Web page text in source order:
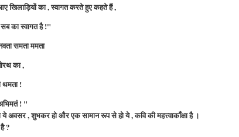
का , स्वागत करते हुए कहते हैं ,
का स्वागत है !"
समता ममता
का ,
थमता !
! "
अवसर , शुभकर हो और एक सामान रूप से हो ये , कवि की महत्त्वाकाँक्षा है ।
?